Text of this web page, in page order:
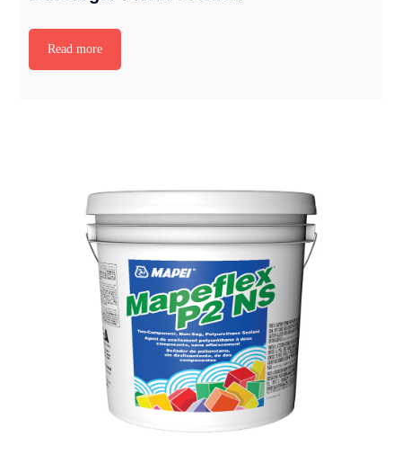
Read more